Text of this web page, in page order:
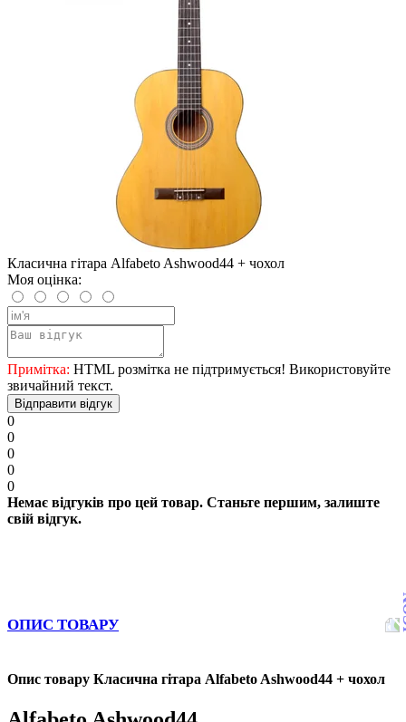
Класична гітара Alfabeto Ashwood44 + чохол
Моя оцінка:
Примітка: HTML розмітка не підтримується! Використовуйте
звичайний текст.
Відправити відгук
0
0
0
0
0
Немає відгуків про цей товар. Станьте першим, залиште
свій відгук.
ОПИС ТОВАРУ
Опис товару Класична гітара Alfabeto Ashwood44 + чохол